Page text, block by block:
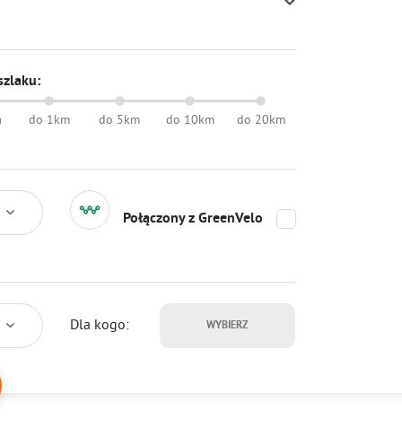
do 1km do 5km do 10km do 20km
Połączony z GreenVelo
Dla kogo: WYBIERZ